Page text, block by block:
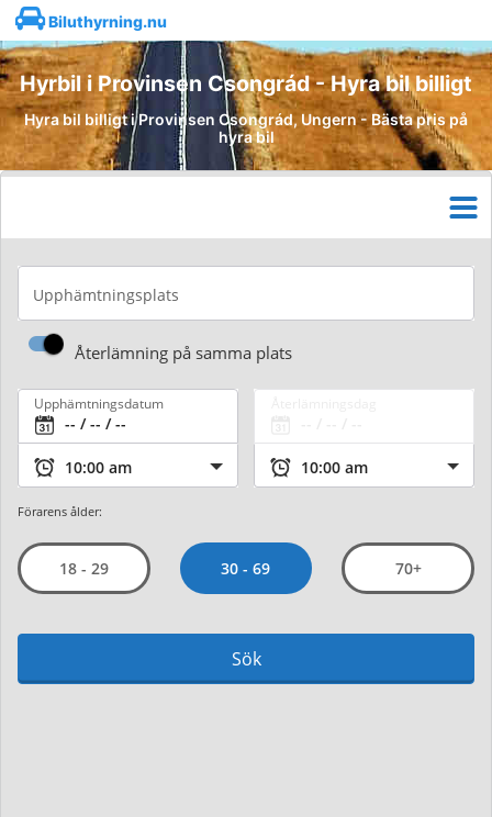
Biluthyrning.nu
Hyrbil i Provinsen Csongrád - Hyra bil billigt
Hyra bil billigt i Provinsen Csongrád, Ungern - Bästa pris på
hyra bil
Upphämtningsplats
Återlämning på samma plats
Upphämtningsdatum
Förarens ålder:
18 - 29 30 - 69 70+
Sök